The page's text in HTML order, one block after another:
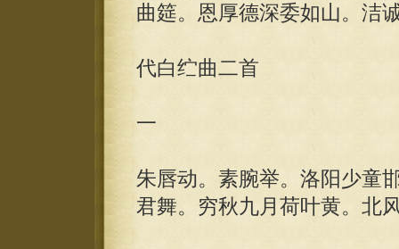
曲筵。恩厚德深委如山。洁
代白纻曲二首
一
朱唇动。素腕举。洛阳少童
君舞。穷秋九月荷叶黄。北